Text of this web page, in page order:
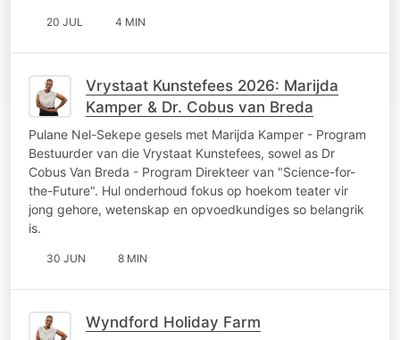
20 JUL 4 MIN
Vrystaat Kunstefees 2026: Marijda
Kamper & Dr. Cobus van Breda
Pulane Nel-Sekepe gesels met Marijda Kamper - Program
Bestuurder van die Vrystaat Kunstefees, sowel as Dr
Cobus Van Breda - Program Direkteer van "Science-for-
the-Future". Hul onderhoud fokus op hoekom teater vir
jong gehore, wetenskap en opvoedkundiges so belangrik
is.
30 JUN 8 MIN
Wyndford Holiday Farm